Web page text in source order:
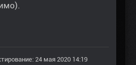
24 мая 2020 14:19